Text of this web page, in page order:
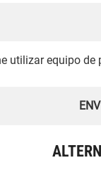
utilizar equipo